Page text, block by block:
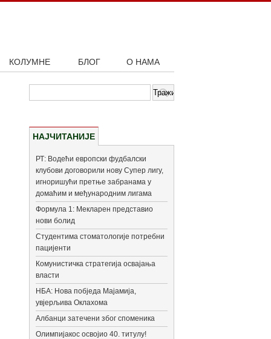
КОЛУМНЕ БЛОГ О НАМА
НАЈЧИТАНИЈЕ
РТ: Водећи европски фудбалски
клубови договорили нову Супер лигу,
игноришући претње забранама у
домаћим и међународним лигама
Формула 1: Мекларен представио
нови болид
Студентима стоматологије потребни
пацијенти
Комунистичка стратегија освајања
власти
НБА: Нова побједа Мајамија,
увјерљива Оклахома
Албанци затечени због споменика
Олимпијакос освојио 40. титулу!